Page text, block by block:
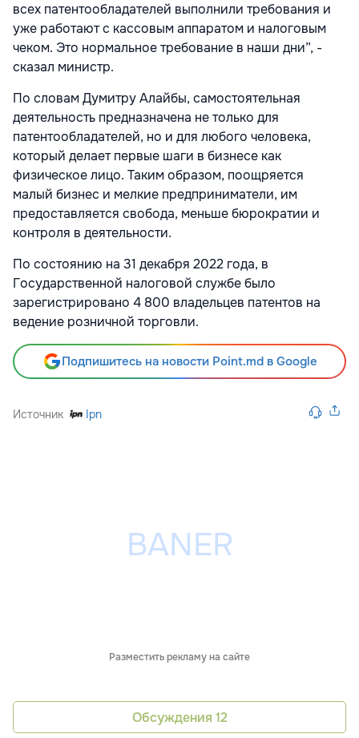
всех патентообладателей выполнили требования и
уже работают с кассовым аппаратом и налоговым
чеком. Это нормальное требование в наши дни”, -
сказал министр.
По словам Думитру Алайбы, самостоятельная
деятельность предназначена не только для
патентообладателей, но и для любого человека,
который делает первые шаги в бизнесе как
физическое лицо. Таким образом, поощряется
малый бизнес и мелкие предприниматели, им
предоставляется свобода, меньше бюрократии и
контроля в деятельности.
По состоянию на 31 декабря 2022 года, в
Государственной налоговой службе было
зарегистрировано 4 800 владельцев патентов на
ведение розничной торговли.
Подпишитесь на новости Point.md в Google
Источник Ipn
Разместить рекламу на сайте
Обсуждения 12